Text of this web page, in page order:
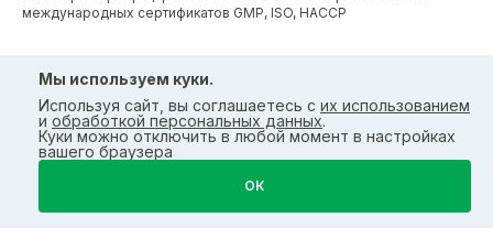
международных сертификатов GMP, ISO, HACCP
Мы используем куки.
Используя сайт, вы соглашаетесь с их использованием
и обработкой персональных данных.
Куки можно отключить в любой момент в настройках
вашего браузера
ОК